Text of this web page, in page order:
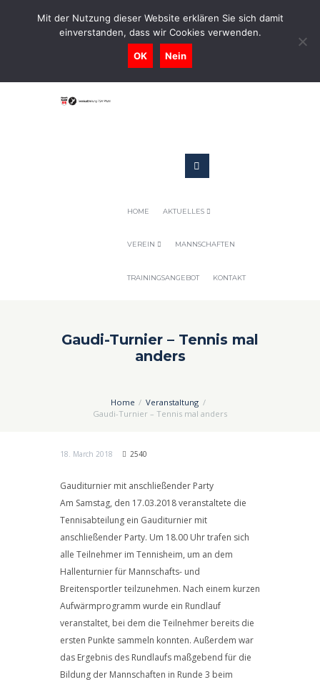
0731-9716400
Geschaeftsstelle@tennis-tsv-pfuhl.de
HOME AKTUELLES
VEREIN MANNSCHAFTEN
TRAININGSANGEBOT KONTAKT
Gaudi-Turnier – Tennis mal
anders
Home
Veranstaltung
Gaudi-Turnier – Tennis mal anders
18. March 2018 2540
Gauditurnier mit anschließender Party
Am Samstag, den 17.03.2018 veranstaltete die
Tennisabteilung ein Gauditurnier mit
anschließender Party. Um 18.00 Uhr trafen sich
alle Teilnehmer im Tennisheim, um an dem
Hallenturnier für Mannschafts- und
Breitensportler teilzunehmen. Nach einem kurzen
Aufwärmprogramm wurde ein Rundlauf
veranstaltet, bei dem die Teilnehmer bereits die
ersten Punkte sammeln konnten. Außerdem war
das Ergebnis des Rundlaufs maßgebend für die
Bildung der Mannschaften in Runde 3 beim
Mit der Nutzung dieser Website erklären Sie sich damit
einverstanden, dass wir Cookies verwenden.
OK Nein